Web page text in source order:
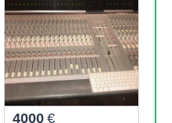
4000 €